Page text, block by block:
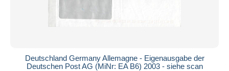
Deutschland Germany Allemagne - Eigenausgabe der
Deutschen Post AG (MiNr: EA B6) 2003 - siehe scan